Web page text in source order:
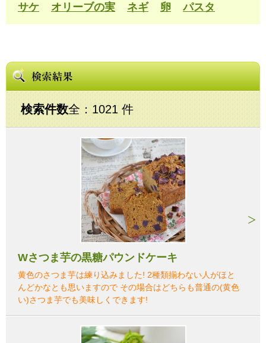
サケ オリーブの実 ネギ 卵 パスタ
検索件数全：1021 件
Wさつま芋の黒糖パウンドケーキ
黄色のさつま芋は練り込みました! 2種類揃わない人がほと
んどかなとも思いますので その場合はどちらも普通の(黄色
い)さつま芋でも美味しくできます!